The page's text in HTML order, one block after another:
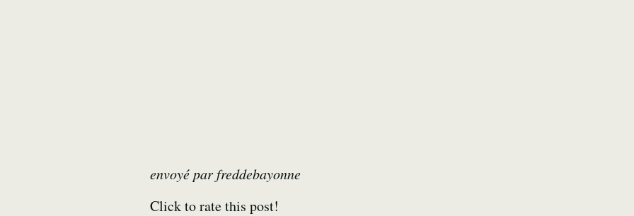
envoyé parfreddebayonne
Click to rate this post!